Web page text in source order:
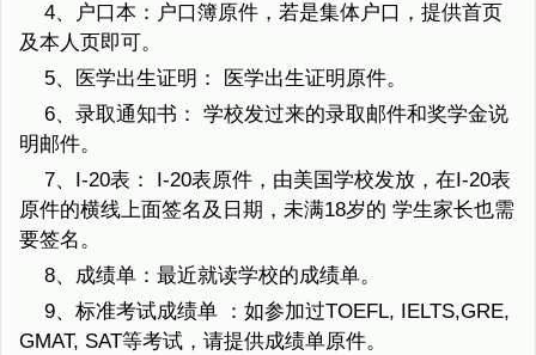
4、户口本：户口簿原件，若是集体户口，提供首页
及本人页即可。
5、医学出生证明： 医学出生证明原件。
6、录取通知书： 学校发过来的录取邮件和奖学金说
明邮件。
7、I-20表： I-20表原件，由美国学校发放，在I-20表
原件的横线上面签名及日期，未满18岁的 学生家长也需
要签名。
8、成绩单：最近就读学校的成绩单。
9、标准考试成绩单 ：如参加过TOEFL, IELTS,GRE,
GMAT, SAT等考试，请提供成绩单原件。